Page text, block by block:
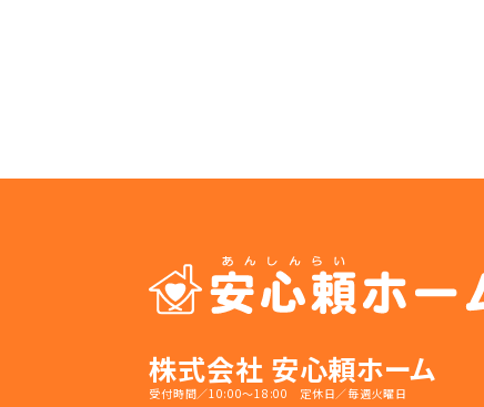
株式会社 安心頼ホーム
受付時間／10:00～18:00 定休日／毎週火曜日